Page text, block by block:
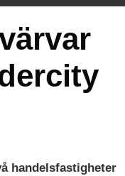
handelsfastigheter